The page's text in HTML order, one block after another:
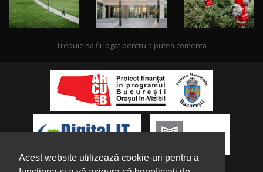
Acest website utilizează cookie-uri pentru a
Trebuie sa fii logat pentru a putea comenta